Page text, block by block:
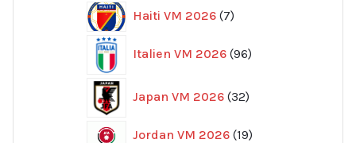
Haiti VM 2026 77
Italien VM 2026 96
produkter
Japan VM 2026 32
produkter
Jordan VM 2026 1919